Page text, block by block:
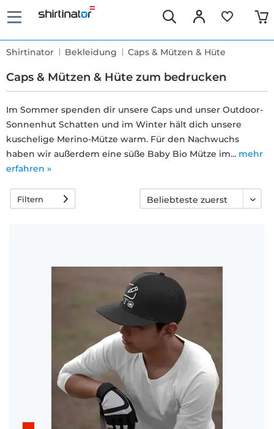
Shirtinator Bekleidung Caps & Mützen & Hüte
Caps & Mützen & Hüte zum bedrucken
Schnelle
Lieferung
30 Tage
Umtauschrecht
Im Sommer spenden dir unsere Caps und unser Outdoor-
Sonnenhut Schatten und im Winter hält dich unsere
kuschelige Merino-Mütze warm. Für den Nachwuchs
haben wir außerdem eine süße Baby Bio Mütze im... mehr
erfahren »
Filtern